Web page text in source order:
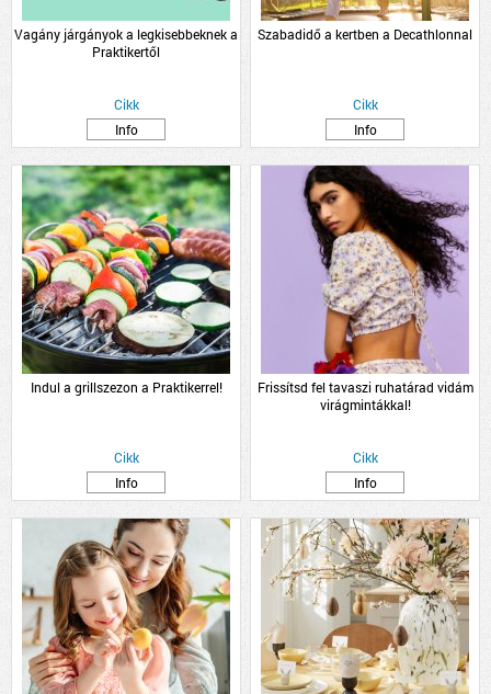
Vagány járgányok a legkisebbeknek a
Praktikertől
Cikk
Info
Szabadidő a kertben a Decathlonnal
Cikk
Info
Indul a grillszezon a Praktikerrel!
Cikk
Info
Frissítsd fel tavaszi ruhatárad vidám
virágmintákkal!
Cikk
Info